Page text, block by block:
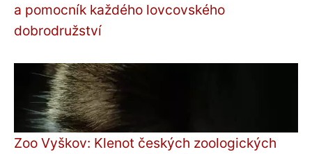
a pomocník každého lovcovského
dobrodružství
Zoo Vyškov: Klenot českých zoologických